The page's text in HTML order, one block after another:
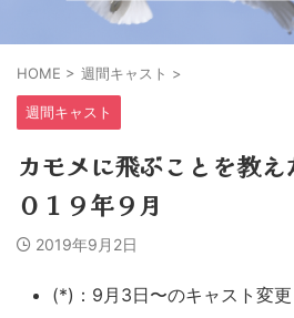
HOME > 週間キャスト >
週間キャスト
カモメに飛ぶことを教え
０１９年９月
2019年9月2日
(*)：9月3日〜のキャスト変更